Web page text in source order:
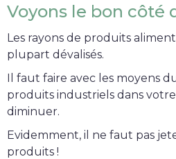
Voyons le bon côté
Les rayons de produits
plupart dévalisés.
Il faut faire avec les moyens
produits industriels dans
diminuer.
Evidemment, il ne faut pas
produits !